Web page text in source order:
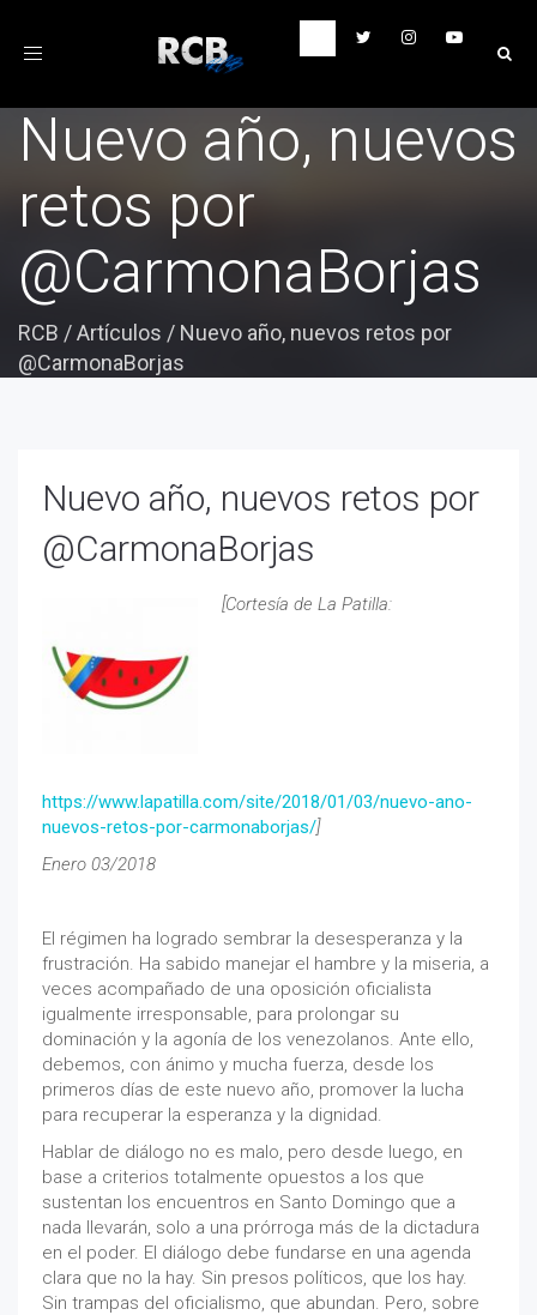
Toggle
Nuevo año, nuevos
retos por
@CarmonaBorjas
RCB /Artículos / Nuevo año, nuevos retos por
@CarmonaBorjas
Nuevo año, nuevos retos por
@CarmonaBorjas
[Cortesía de La Patilla:
https://www.lapatilla.com/site/2018/01/03/nuevo-ano-
nuevos-retos-por-carmonaborjas/]
Enero 03/2018
El régimen ha logrado sembrar la desesperanza y la
frustración. Ha sabido manejar el hambre y la miseria, a
veces acompañado de una oposición oficialista
igualmente irresponsable, para prolongar su
dominación y la agonía de los venezolanos. Ante ello,
debemos, con ánimo y mucha fuerza, desde los
primeros días de este nuevo año, promover la lucha
para recuperar la esperanza y la dignidad.
Hablar de diálogo no es malo, pero desde luego, en
base a criterios totalmente opuestos a los que
sustentan los encuentros en Santo Domingo que a
nada llevarán, solo a una prórroga más de la dictadura
en el poder. El diálogo debe fundarse en una agenda
clara que no la hay. Sin presos políticos, que los hay.
Sin trampas del oficialismo, que abundan. Pero, sobre